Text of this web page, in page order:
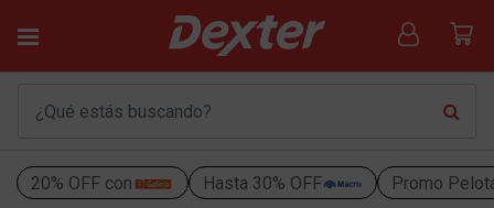
20% OFF con Hasta 30% OFF Promo